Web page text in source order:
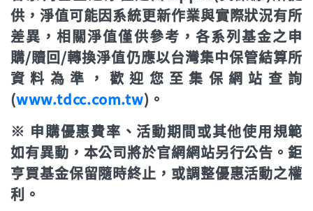
供，淨值可能因系統更新作業與實際狀況有所
差異，相關淨值僅供參考，各系列基金之申
購/贖回/轉換淨值仍應以台灣集中保管結算所
資料為準，歡迎您至集保網站查詢
(www.tdcc.com.tw)。
※ 申購優惠費率、活動期間或其他使用規範
如有異動，本公司將於官網網站另行公告。鉅
亨買基金保留隨時終止，或調整優惠活動之權
利。